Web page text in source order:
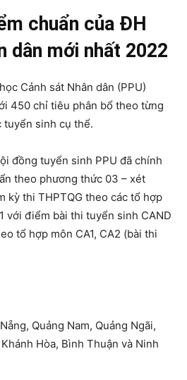
chuẩn của ĐH
dân mới nhất 2022
Cảnh sát Nhân dân (PPU)
450 chỉ tiêu phân bổ theo từng
tuyển sinh cụ thể.
đồng tuyển sinh PPU đã chính
theo phương thức 03 – xét
kỳ thi THPTQG theo các tổ hợp
với điểm bài thi tuyển sinh CAND
tổ hợp môn CA1, CA2 (bài thi
Quảng Nam, Quảng Ngãi,
Hòa, Bình Thuận và Ninh